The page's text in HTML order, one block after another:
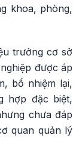
khoa, phòng,
trưởng cơ sở
được áp
bổ nhiệm lại,
hợp đặc biệt,
chưa đáp
quan quản lý